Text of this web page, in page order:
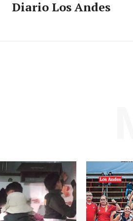
Diario Los Andes